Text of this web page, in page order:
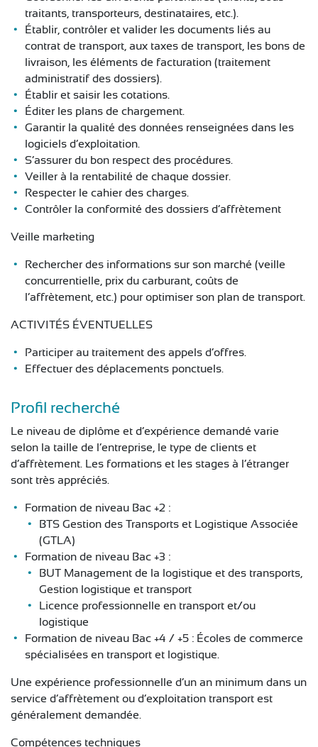
traitants, transporteurs, destinataires, etc.).
Établir, contrôler et valider les documents liés au
contrat de transport, aux taxes de transport, les bons de
livraison, les éléments de facturation (traitement
administratif des dossiers).
Établir et saisir les cotations.
Éditer les plans de chargement.
Garantir la qualité des données renseignées dans les
logiciels d’exploitation.
S’assurer du bon respect des procédures.
Veiller à la rentabilité de chaque dossier.
Respecter le cahier des charges.
Contrôler la conformité des dossiers d’affrètement
Veille marketing
Rechercher des informations sur son marché (veille
concurrentielle, prix du carburant, coûts de
l’affrètement, etc.) pour optimiser son plan de transport.
ACTIVITÉS ÉVENTUELLES
Participer au traitement des appels d’offres.
Effectuer des déplacements ponctuels.
Profil recherché
Le niveau de diplôme et d’expérience demandé varie
selon la taille de l’entreprise, le type de clients et
d’affrètement. Les formations et les stages à l’étranger
sont très appréciés.
Formation de niveau Bac +2 :
BTS Gestion des Transports et Logistique Associée
(GTLA)
Formation de niveau Bac +3 :
BUT Management de la logistique et des transports,
Gestion logistique et transport
Licence professionnelle en transport et/ou
logistique
Formation de niveau Bac +4 / +5 : Écoles de commerce
spécialisées en transport et logistique.
Une expérience professionnelle d’un an minimum dans un
service d’affrètement ou d’exploitation transport est
généralement demandée.
Compétences techniques